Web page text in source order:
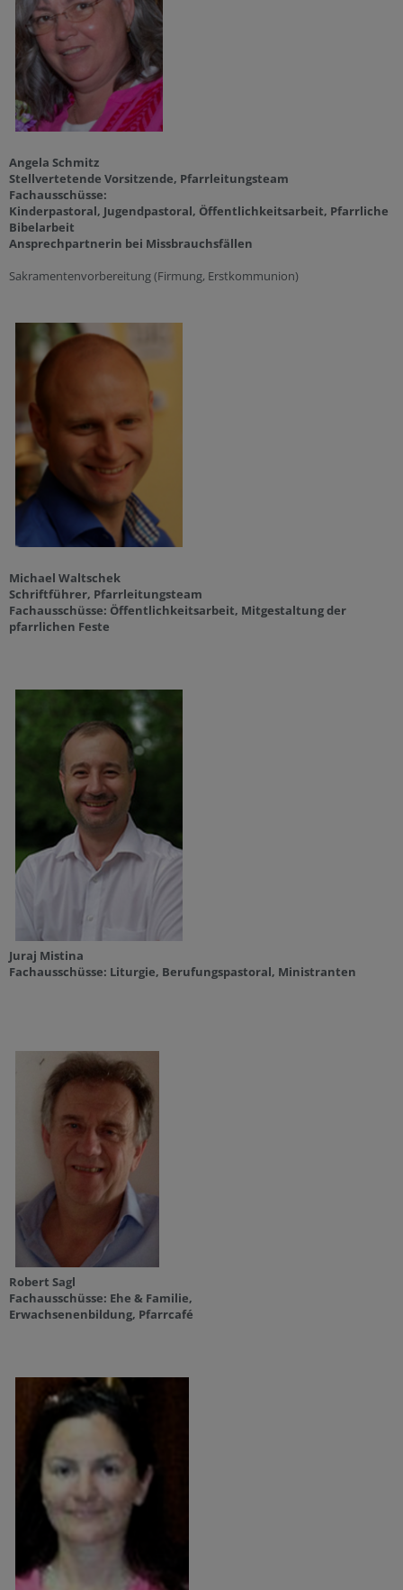
Angela Schmitz
Stellvertetende Vorsitzende, Pfarrleitungsteam
Fachausschüsse:
Kinderpastoral, Jugendpastoral, Öffentlichkeitsarbeit, Pfarrliche
Bibelarbeit
Ansprechpartnerin bei Missbrauchsfällen
Sakramentenvorbereitung (Firmung, Erstkommunion)
Michael Waltschek
Schriftführer, Pfarrleitungsteam
Fachausschüsse: Öffentlichkeitsarbeit, Mitgestaltung der
pfarrlichen Feste
Juraj Mistina
Fachausschüsse: Liturgie, Berufungspastoral, Ministranten
Robert Sagl
Fachausschüsse: Ehe & Familie,
Erwachsenenbildung, Pfarrcafé